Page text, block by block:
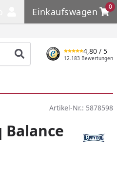
Einkaufswagen
0
Einkaufswagen
Produkt suchen
4,80 / 5
12.183 Bewertungen
Artikel-Nr.: 5878598
Balance